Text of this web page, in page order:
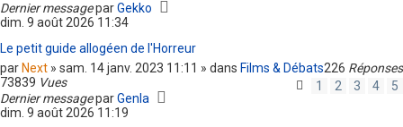
Dernier messageparGekko
dim. 9 août 2026 11:34
Le petit guide allogéen de l'Horreur
par Next » sam. 14 janv. 2023 11:11 » dans Films & Débats
1
2 3 4 5
226 Réponses
73839 Vues
Dernier messageparGenla
dim. 9 août 2026 11:19